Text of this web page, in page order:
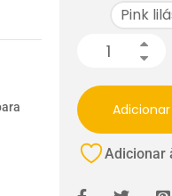
Pink
Adicionar